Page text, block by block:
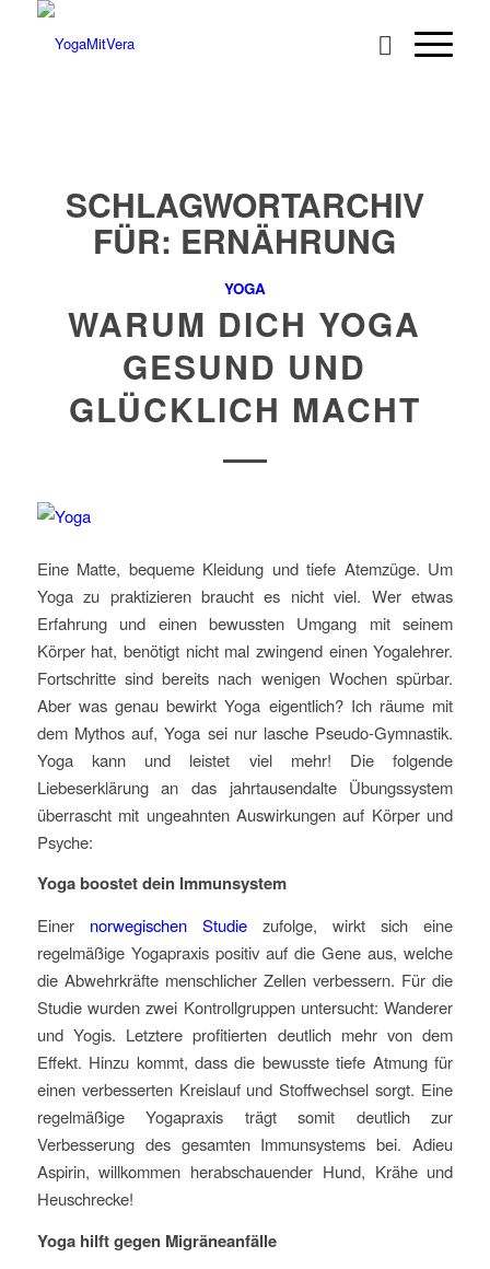
SCHLAGWORTARCHIV
FÜR: ERNÄHRUNG
YOGA
WARUM DICH YOGA
GESUND UND
GLÜCKLICH MACHT
Eine Matte, bequeme Kleidung und tiefe Atemzüge. Um
Yoga zu praktizieren braucht es nicht viel. Wer etwas
Erfahrung und einen bewussten Umgang mit seinem
Körper hat, benötigt nicht mal zwingend einen Yogalehrer.
Fortschritte sind bereits nach wenigen Wochen spürbar.
Aber was genau bewirkt Yoga eigentlich? Ich räume mit
dem Mythos auf, Yoga sei nur lasche Pseudo-Gymnastik.
Yoga kann und leistet viel mehr! Die folgende
Liebeserklärung an das jahrtausendalte Übungssystem
überrascht mit ungeahnten Auswirkungen auf Körper und
Psyche:
Yoga boostet dein Immunsystem
Einer norwegischen Studiezufolge, wirkt sich eine
regelmäßige Yogapraxis positiv auf die Gene aus, welche
die Abwehrkräfte menschlicher Zellen verbessern. Für die
Studie wurden zwei Kontrollgruppen untersucht: Wanderer
und Yogis. Letztere profitierten deutlich mehr von dem
Effekt. Hinzu kommt, dass die bewusste tiefe Atmung für
einen verbesserten Kreislauf und Stoffwechsel sorgt. Eine
regelmäßige Yogapraxis trägt somit deutlich zur
Verbesserung des gesamten Immunsystems bei. Adieu
Aspirin, willkommen herabschauender Hund, Krähe und
Heuschrecke!
Yoga hilft gegen Migräneanfälle